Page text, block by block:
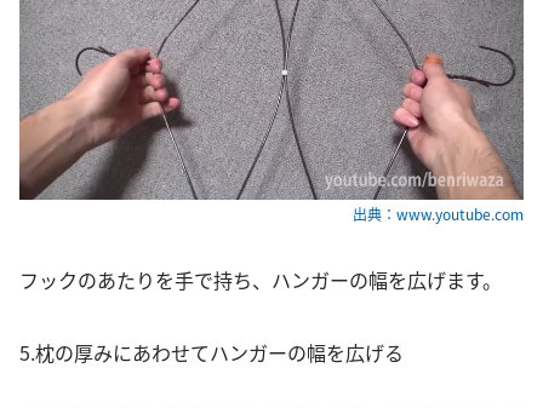
出典：www.youtube.com
フックのあたりを手で持ち、ハンガーの幅を広げます。
5.枕の厚みにあわせてハンガーの幅を広げる